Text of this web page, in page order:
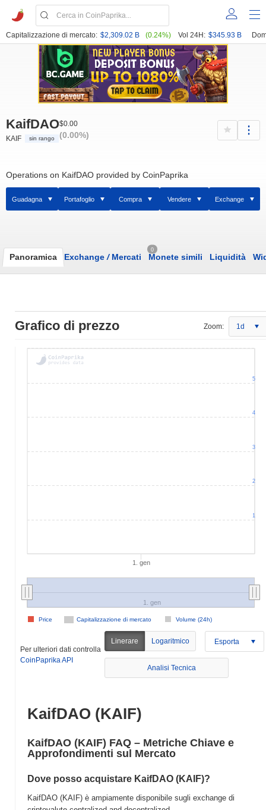
Capitalizzazione di mercato: $2,309.02 B (0.24%) Vol 24H: $345.93 B
KaifDAO
KAIF sin rango
$0.00
(0.00%)
Operations on KaifDAO provided by CoinPaprika
Guadagna Portafoglio Compra Vendere Exchange
Panoramica Exchange /Mercati
0
Monete simili Liquidità
Grafico di prezzo Zoom: 1d
1. gen
Capitalizzazione di mercato Volume (24h)
Price
1. gen
1
2
3
4
5
Per ulteriori dati controlla
CoinPaprika API
Linerare Logaritmico Esporta
Analisi Tecnica
KaifDAO (KAIF)
KaifDAO (KAIF) FAQ – Metriche Chiave e
Approfondimenti sul Mercato
Dove posso acquistare KaifDAO (KAIF)?
KaifDAO (KAIF) è ampiamente disponibile sugli exchange di